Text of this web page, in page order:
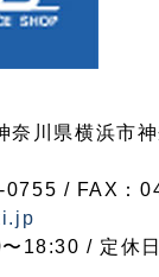
川県横浜市神
0755 / FAX：
18:30 / 定休